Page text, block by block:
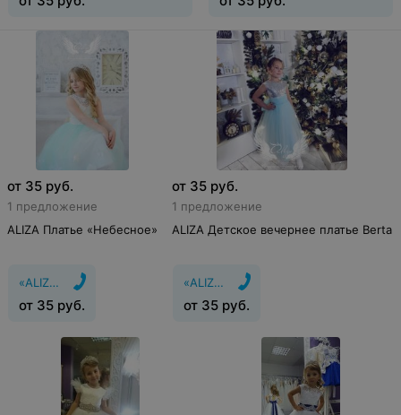
от 35 руб.
1 предложение
ALIZA Платье «Небесное»
«ALIZA»
от 35 руб.
от 35 руб.
1 предложение
ALIZA Детское вечернее платье Berta
«ALIZA»
от 35 руб.